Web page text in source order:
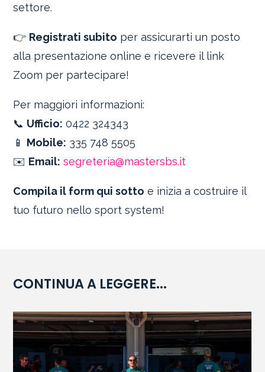
settore.
👉 Registrati subito per assicurarti un posto
alla presentazione online e ricevere il link
Zoom per partecipare!
Per maggiori informazioni:
📞 Ufficio: 0422 324343
📱 Mobile: 335 748 5505
✉️ Email: segreteria@mastersbs.it
Compila il form qui sotto e inizia a costruire il
tuo futuro nello sport system!
CONTINUA A LEGGERE...